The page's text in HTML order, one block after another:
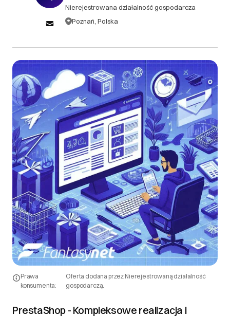
Nierejestrowana działalność gospodarcza
Poznań, Polska
przypadku wątpliwości lub dodatkowych pytań,
zachęcamy do skorzystania z bezpłatnego
wpłaconych środków są możliwe wyłącznie w
przypadku, gdy prace nad projektem nie zostały
jeszcze rozpoczęte lub gdy usługa nie została
wykonana zgodnie z ustalonym zakresem. Każdy
przypadek rozpatrywany jest indywidualnie, w
ramach procedury reklamacyjnej. Prosimy o dokładne
zapoznanie się z warunkami współpracy przed
zleceniem usługi, aby mieć pełną pewność co do
decyzji.
III. Gwarancja oraz reklamacje
Na wykonane usługi oferujemy gwarancję
poprawnego działania zgodnie z ustaleniami projektu.
W przypadku problemów technicznych wynikających
z naszej realizacji, zapewniamy bezpłatne wsparcie i
naprawy w uzgodnionym okresie gwarancyjnym.
Reklamacje przyjmujemy drogą e-mailową lub
telefoniczną. Nie odpowiadamy za błędy wynikające
z ingerencji osób trzecich, zmian w kodzie bez naszej
zgody lub problemów związanych z zewnętrznymi
Prawa
konsumenta:
Oferta dodana przez Nierejestrowaną działalność
gospodarczą.
PrestaShop - Kompleksowe realizacja i